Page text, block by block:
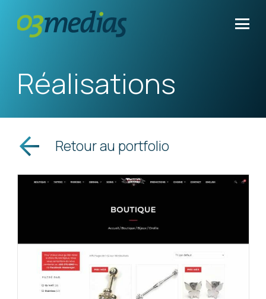
Réalisations
Retour au portfolio